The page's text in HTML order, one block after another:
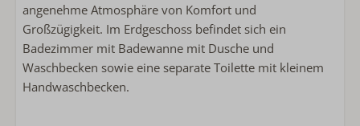
Komplette Küche
Bügeleisen
Flachbildschirm-TV
Bügelbrett
Wäscheständer
angenehme Atmosphäre von Komfort und
Großzügigkeit. Im Erdgeschoss befindet sich ein
Badezimmer mit Badewanne mit Dusche und
Waschbecken sowie eine separate Toilette mit kleinem
Handwaschbecken.